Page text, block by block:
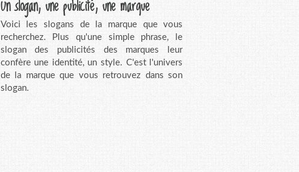
Voici les slogans de la marque que vous
recherchez. Plus qu'une simple phrase, le
slogan des publicités des marques leur
confère une identité, un style. C'est l'univers
de la marque que vous retrouvez dans son
slogan.